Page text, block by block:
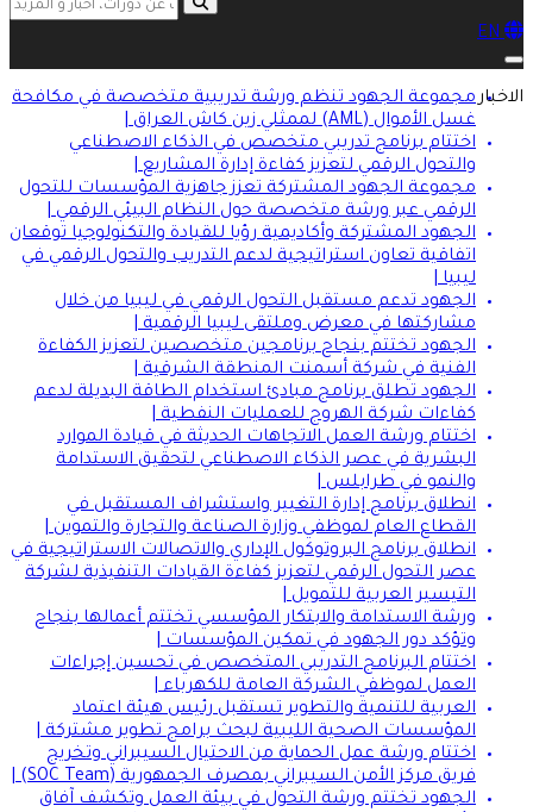
EN
Toggle navigation
الاخبارمجموعة الجهود تنظم ورشة تدريبية متخصصة في مكافحة
غسل الأموال (AML) لممثلي زين كاش العراق |
اختتام برنامج تدريبي متخصص في الذكاء الاصطناعي
والتحول الرقمي لتعزيز كفاءة إدارة المشاريع |
مجموعة الجهود المشتركة تعزز جاهزية المؤسسات للتحول
الرقمي عبر ورشة متخصصة حول النظام البيئي الرقمي |
الجهود المشتركة وأكاديمية رؤيا للقيادة والتكنولوجيا توقعان
اتفاقية تعاون استراتيجية لدعم التدريب والتحول الرقمي في
ليبيا |
الجهود تدعم مستقبل التحول الرقمي في ليبيا من خلال
مشاركتها في معرض وملتقى ليبيا الرقمية |
الجهود تختتم بنجاح برنامجين متخصصين لتعزيز الكفاءة
الفنية في شركة أسمنت المنطقة الشرقية |
الجهود تطلق برنامج مبادئ استخدام الطاقة البديلة لدعم
كفاءات شركة الهروج للعمليات النفطية |
اختتام ورشة العمل الاتجاهات الحديثة في قيادة الموارد
البشرية في عصر الذكاء الاصطناعي لتحقيق الاستدامة
والنمو في طرابلس |
انطلاق برنامج إدارة التغيير واستشراف المستقبل في
القطاع العام لموظفي وزارة الصناعة والتجارة والتموين |
انطلاق برنامج البروتوكول الإداري والاتصالات الاستراتيجية في
عصر التحول الرقمي لتعزيز كفاءة القيادات التنفيذية لشركة
التيسير العربية للتمويل |
ورشة الاستدامة والابتكار المؤسسي تختتم أعمالها بنجاح
وتؤكد دور الجهود في تمكين المؤسسات |
اختتام البرنامج التدريبي المتخصص في تحسين إجراءات
العمل لموظفي الشركة العامة للكهرباء |
العربية للتنمية والتطوير تستقبل رئيس هيئة اعتماد
المؤسسات الصحية الليبية لبحث برامج تطوير مشتركة |
اختتام ورشة عمل الحماية من الاحتيال السيبراني وتخريج
فريق مركز الأمن السيبراني بمصرف الجمهورية (SOC Team) |
الجهود تختتم ورشة التحول في بيئة العمل وتكشف آفاق